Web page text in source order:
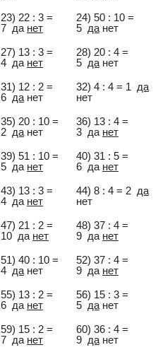
23) 22 : 3 =
7 да нет
24) 50 : 10 =
5 данет
27) 13 : 3 =
4 да нет
28) 20 : 4 =
5 данет
31) 12 : 2 =
6 данет
32) 4 : 4 = 1 да
нет
35) 20 : 10 =
2 данет
36) 13 : 4 =
3 да нет
39) 51 : 10 =
5 да нет
40) 31 : 5 =
6 да нет
43) 13 : 3 =
4 да нет
44) 8 : 4 = 2 да
нет
47) 21 : 2 =
10 да нет
48) 37 : 4 =
9 да нет
51) 40 : 10 =
4 данет
52) 37 : 4 =
9 да нет
55) 13 : 2 =
6 да нет
56) 15 : 3 =
5 данет
59) 15 : 2 =
7 да нет
60) 36 : 4 =
9 данет